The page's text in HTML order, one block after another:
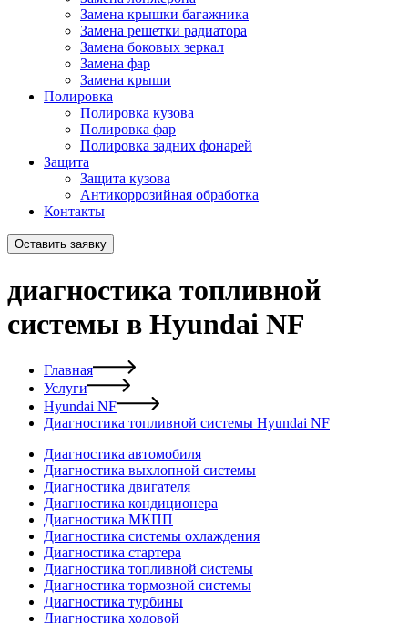
Замена крышки багажника
Замена решетки радиатора
Замена боковых зеркал
Замена фар
Замена крыши
Полировка
Полировка кузова
Полировка фар
Полировка задних фонарей
Защита
Защита кузова
Антикоррозийная обработка
Контакты
Оставить заявку
диагностика топливной
системы в Hyundai NF
Главная
Услуги
Hyundai NF
Диагностика топливной системы Hyundai NF
Диагностика автомобиля
Диагностика выхлопной системы
Диагностика двигателя
Диагностика кондиционера
Диагностика МКПП
Диагностика системы охлаждения
Диагностика стартера
Диагностика топливной системы
Диагностика тормозной системы
Диагностика турбины
Диагностика ходовой